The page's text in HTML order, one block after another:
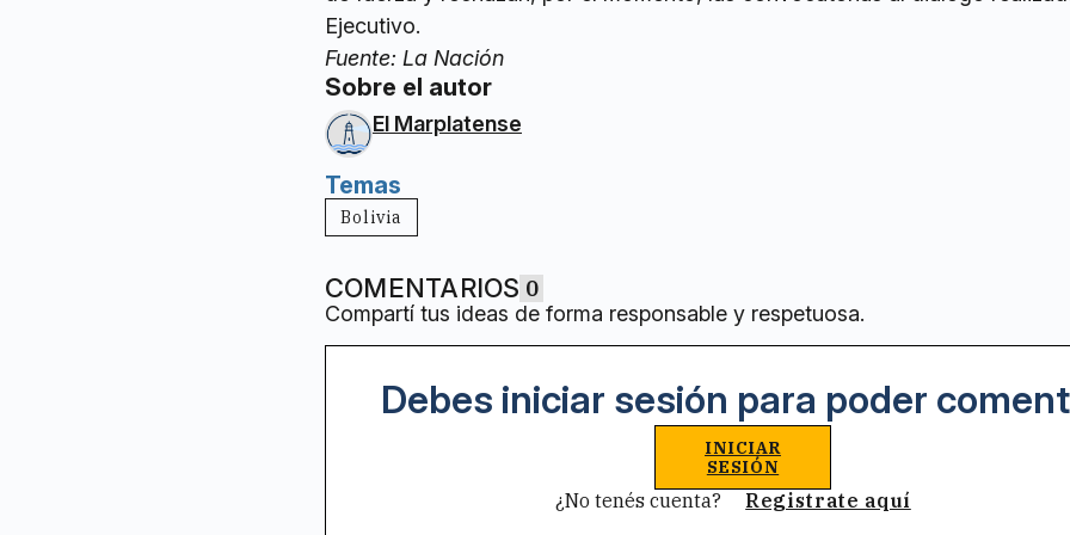
Ejecutivo.
Fuente: La Nación
Sobre el autor
El Marplatense
Temas
Bolivia
COMENTARIOS 0
Compartí tus ideas de forma responsable y respetuosa.
Debes iniciar sesión para poder
INICIAR
SESIÓN
¿No tenés cuenta? Registrate aquí